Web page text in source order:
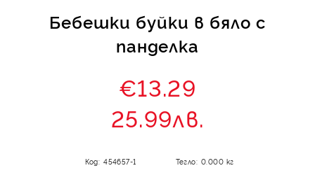
Бебешки буйки в бяло с
панделка
€13.29
25.99лв.
Код: 454657-1 Тегло: 0.000 кг